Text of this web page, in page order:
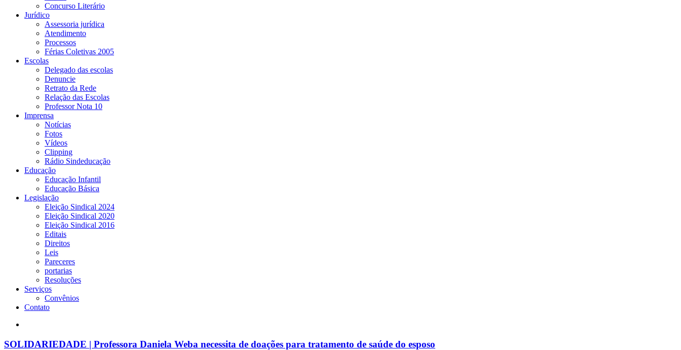
Concurso Literário
Jurídico
Assessoria jurídica
Atendimento
Processos
Férias Coletivas 2005
Escolas
Delegado das escolas
Denuncie
Retrato da Rede
Relação das Escolas
Professor Nota 10
Imprensa
Notícias
Fotos
Vídeos
Clipping
Rádio Sindeducação
Educação
Educação Infantil
Educação Básica
Legislação
Eleição Sindical 2024
Eleição Sindical 2020
Eleição Sindical 2016
Editais
Direitos
Leis
Pareceres
portarias
Resoluções
Serviços
Convênios
Contato
SOLIDARIEDADE | Professora Daniela Weba necessita de doações para tratamento de saúde do esposo